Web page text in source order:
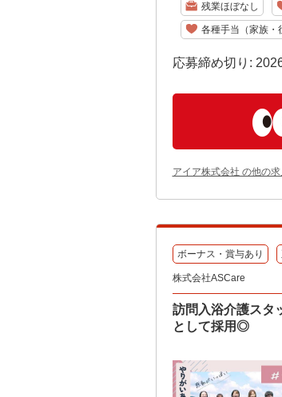
残業ほぼなし
各種手当（家族・
応募締め切り:
アイア株式会社 の他の
ボーナス・賞与あり
株式会社ASCare
訪問入浴介護スタ
として採用◎